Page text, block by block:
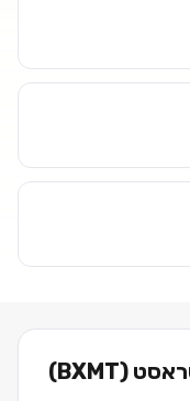
(
BXMT
)